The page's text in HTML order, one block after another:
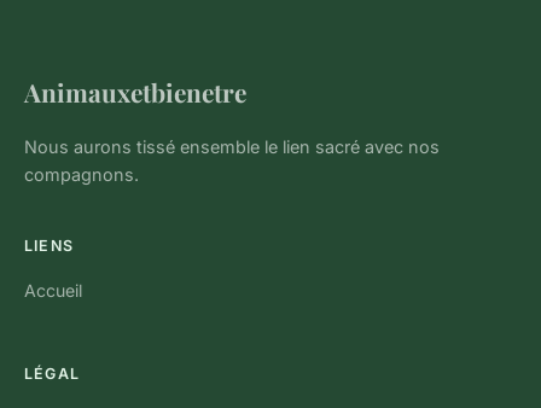
Animauxetbienetre
Nous aurons tissé ensemble le lien sacré avec nos
compagnons.
LIENS
Accueil
LÉGAL